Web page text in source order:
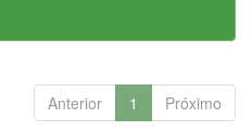
Anterior 1 Próximo